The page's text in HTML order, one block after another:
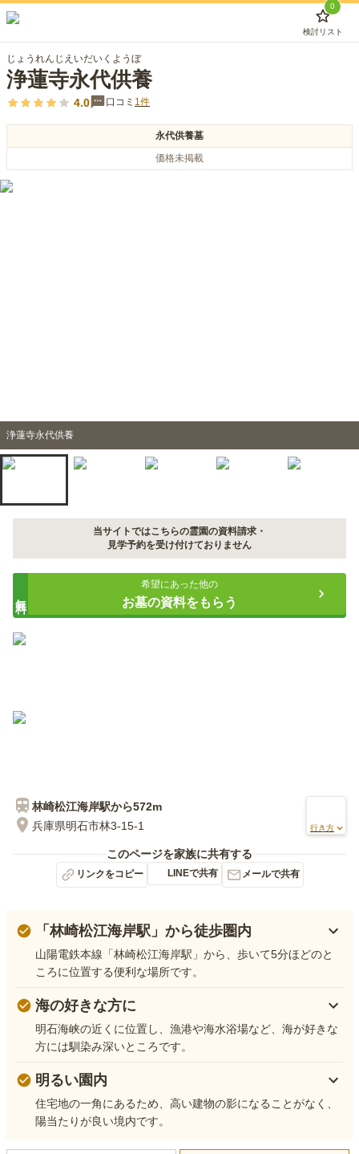
0
検討リスト
じょうれんじえいだいくようぼ
浄蓮寺永代供養
4.0 口コミ 1件
永代供養墓
価格未掲載
浄蓮寺永代供養
当サイトではこちらの霊園の資料請求・
見学予約を受け付けておりません
希望にあった他の
お墓の資料をもらう
林崎松江海岸駅から572m
兵庫県明石市林3-15-1
行き方
このページを家族に共有する
リンクをコピー LINEで共有 メールで共有
「林崎松江海岸駅」から徒歩圏内
山陽電鉄本線「林崎松江海岸駅」から、歩いて5分ほどのと
ころに位置する便利な場所です。
海の好きな方に
明石海峡の近くに位置し、漁港や海水浴場など、海が好きな
方には馴染み深いところです。
明るい園内
住宅地の一角にあるため、高い建物の影になることがなく、
陽当たりが良い境内です。